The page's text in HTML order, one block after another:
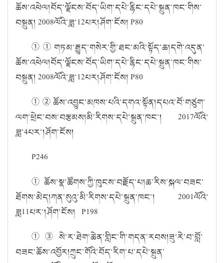
ཆོས་འཕེལ།བོད་ལྗོངས་བོད་ཡིག་དཔེ་རྙིང་དཔེ་སྐྲུན་ཁང་གིས་
བསྐྲུན། 2008ལོའི་ཟླ་12པར།ཤོག་ངོས། P80
①① གཏམ་རྒྱུད་གསེར་གྱི་ཐང་མའི་སྟོད་ཆ།དགེ་འདུན་
ཆོས་འཕེལ།བོད་ལྗོངས་བོད་ཡིག་དཔེ་རྙིང་དཔེ་སྐྲུན་ཁང་གིས་
བསྐྲུན། 2008ལོའི་ཟླ་12པར།ཤོག་ངོས། P80
①②ཆོས་འབྱུང་མཁས་པའི་དགའ་སྟོན།དཔའ་བོ་གཙུག་
ལག་ཕྲེང་བས་བརྩམས།མི་རིགས་དཔེ་སྐྲུན་ཁང་། 2017ལོའི་
ཟླ་4པར་།ཤོག་ངོས།
P246
① ཆོས་སྣ་ཚོགས་ཀྱི་ཁུངས་བརྗོད་པ།ཆ་རིས་སྐལ་བཟང་
ཐོགས་མེད།ཀན་སུའུ་མི་རིགས་དཔེ་སྐྲུན་ཁང་། 2001ལོའི་
ཟླ11པར་།ཤོག་ངོས། P198
①③ སེ་ར་ཐེག་ཆེན་གླིང་གི་གདན་རབས།ཟུ་རེ་བ་བློ་
བཟང་ཆོས་འབྱོར།ཀྲུང་གོའི་བོད་རིག་པ་དཔེ་སྐྲུན་